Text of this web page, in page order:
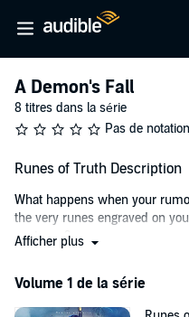
A Demon's Fall
8 titres dans la série
Pas de
Runes of Truth Description
What happens when your
the very runes engraved on
sentence?
before thieving to live and
Afficher plus
Volume 1 de la série